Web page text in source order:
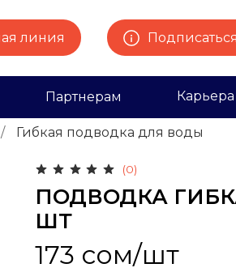
линия
Партнерам
Гибкая подводка для воды
(0)
ПОДВОДКА
ШТ
173 сом/шт